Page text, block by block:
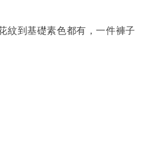
紋到基礎素色都有，一件褲子